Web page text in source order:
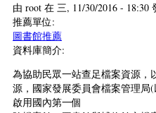
由 root 在 三, 11/30/2016 - 18:30
推薦單位:
圖書館推薦
資料庫簡介:
為協助民眾一站查足檔案資源，
源，國家發展委員會檔案管理局
啟用國內第一個